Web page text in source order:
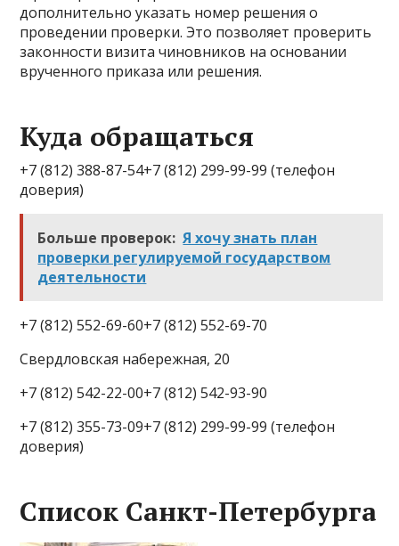
дополнительно указать номер решения о
проведении проверки. Это позволяет проверить
законности визита чиновников на основании
врученного приказа или решения.
Куда обращаться
+7 (812) 388-87-54+7 (812) 299-99-99 (телефон
доверия)
Больше проверок: Я хочу знать план
проверки регулируемой государством
деятельности
+7 (812) 552-69-60+7 (812) 552-69-70
Свердловская набережная, 20
+7 (812) 542-22-00+7 (812) 542-93-90
+7 (812) 355-73-09+7 (812) 299-99-99 (телефон
доверия)
Список Санкт-Петербурга